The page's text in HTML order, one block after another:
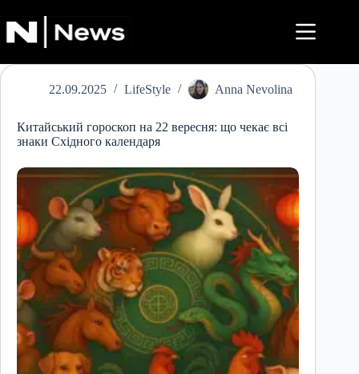
до
вмісту
22.09.2025 LifeStyle Anna Nevolina
Китайський гороскоп на 22 вересня: що чекає всі
знаки Східного календаря